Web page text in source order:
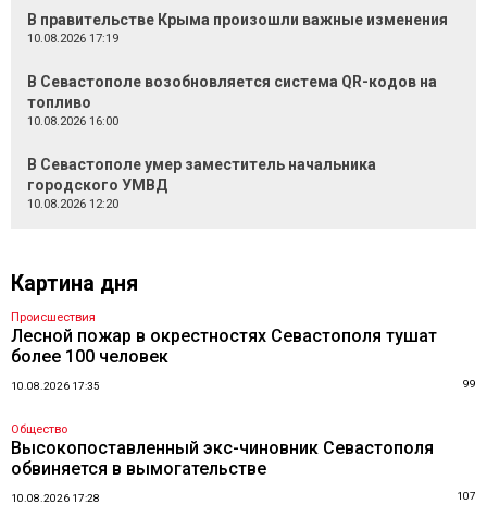
В правительстве Крыма произошли важные изменения
10.08.2026 17:19
В Севастополе возобновляется система QR-кодов на
топливо
10.08.2026 16:00
В Севастополе умер заместитель начальника
городского УМВД
10.08.2026 12:20
Картина дня
Происшествия
Лесной пожар в окрестностях Севастополя тушат
более 100 человек
10.08.2026 17:35 99
Общество
Высокопоставленный экс-чиновник Севастополя
обвиняется в вымогательстве
10.08.2026 17:28 107